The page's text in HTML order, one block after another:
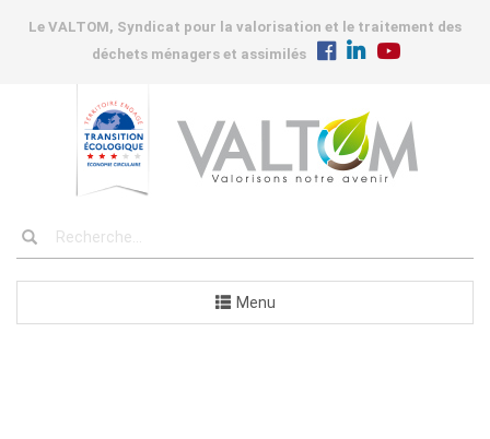
Le VALTOM, Syndicat pour la valorisation et le traitement des
déchets ménagers et assimilés
Menu